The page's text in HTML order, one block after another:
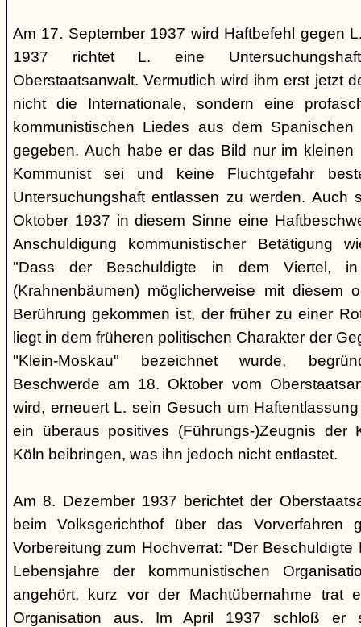
Am 17. September 1937 wird Haftbefehl gegen
1937 richtet L. eine
Oberstaatsanwalt. Vermutlich wird ihm erst jetzt
nicht die Internationale, sondern eine
kommunistischen Liedes aus dem
gegeben. Auch habe er das Bild nur im
Kommunist sei und keine Fluchtgefahr
Untersuchungshaft entlassen zu werden. Auch
Oktober 1937 in diesem Sinne eine
Anschuldigung kommunistischer Betätigung
"Dass der Beschuldigte in dem Viertel,
(Krahnenbäumen) möglicherweise mit diesem
Berührung gekommen ist, der früher zu einer
liegt in dem früheren politischen Charakter der
"Klein-Moskau" bezeichnet wurde,
Beschwerde am 18. Oktober vom
wird, erneuert L. sein Gesuch um
ein überaus positives (Führungs-)Zeugnis der
Köln beibringen, was ihn jedoch nicht entlastet.
Am 8. Dezember 1937 berichtet der
beim Volksgerichthof über das Vorverfahren
Vorbereitung zum Hochverrat: "Der
Lebensjahre der kommunistischen
angehört, kurz vor der Machtübernahme trat
Organisation aus. Im April 1937 schloß